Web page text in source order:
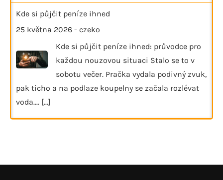
Kde si půjčit peníze ihned
25 května 2026 - czeko
Kde si půjčit peníze ihned: průvodce pro
každou nouzovou situaci Stalo se to v
sobotu večer. Pračka vydala podivný zvuk,
pak ticho a na podlaze koupelny se začala rozlévat
voda.… [...]